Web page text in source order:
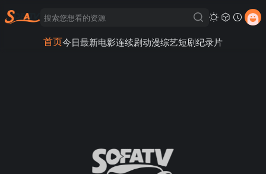
首页今日最新电影连续剧动漫综艺短剧纪录片